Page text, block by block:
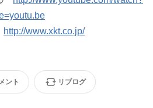
http://www.xkt.co.jp/
ント リブログ